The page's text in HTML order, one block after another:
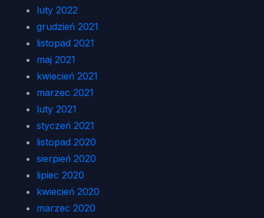
luty 2022
grudzień 2021
listopad 2021
maj 2021
kwiecień 2021
marzec 2021
luty 2021
styczeń 2021
listopad 2020
sierpień 2020
lipiec 2020
kwiecień 2020
marzec 2020